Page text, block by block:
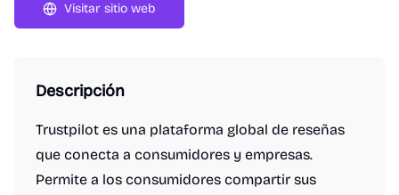
Visitar sitio web
Descripción
Trustpilot es una plataforma global de reseñas
que conecta a consumidores y empresas.
Permite a los consumidores compartir sus